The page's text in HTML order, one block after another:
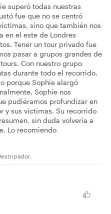
superó todas nuestras
fue que no se centró
sino que también nos
en el este de Londres
Tener un tour privado fue
pasar a grupos grandes de
Con nuestro grupo
durante todo el recorrido.
porque Sophie alargó
Sophie nos
pudiéramos profundizar en
y sus víctimas. Su recorrido
sin duda volvería a
Lo recomiendo